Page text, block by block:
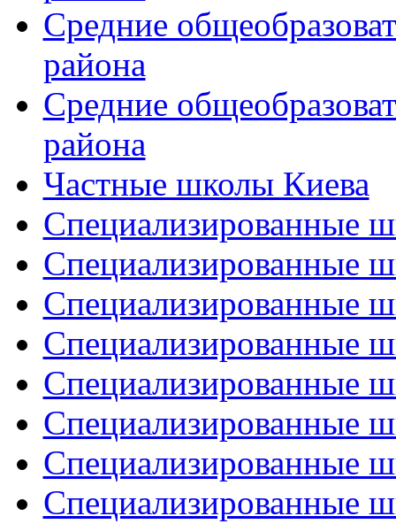
Средние
района
Средние
района
Частные школы Киева
Специализированные
Специализированные
Специализированные
Специализированные
Специализированные
Специализированные
Специализированные
Специализированные